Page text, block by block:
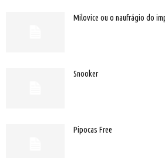
Milovice ou o naufrágio do
Snooker
Pipocas Free